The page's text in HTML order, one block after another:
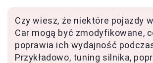
Czy wiesz, że niektóre pojazdy
Car mogą być zmodyfikowane,
poprawia ich wydajność
Przykładowo, tuning silnika,